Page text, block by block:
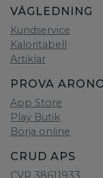
VÄGLEDNING
Kundservice
Kaloritabell
Artiklar
PROVA
App Store
Play Butik
Börja online
CRUD APS
CVR 38611933